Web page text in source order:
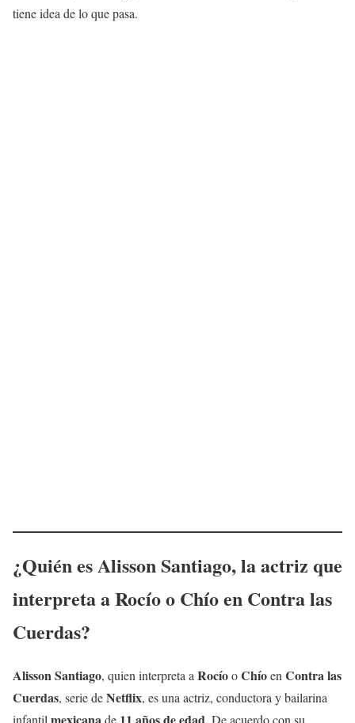
tiene idea de lo que pasa.
¿Quién esAlisson Santiago, la actriz que
interpreta aRocíoo Chíoen Contra las
Cuerdas?
Alisson Santiago, quien interpreta a RocíooChíoen Contra las
Cuerdas, serie deNetflix, es una actriz, conductora y bailarina
infantil mexicanade 11 años de edad. De acuerdo con su